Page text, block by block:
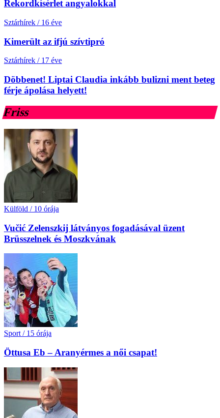
Rekordkísérlet angyalokkal
Sztárhírek / 16 éve
Kimerült az ifjú szívtipró
Sztárhírek / 17 éve
Döbbenet! Liptai Claudia inkább bulizni ment beteg
férje ápolása helyett!
Friss
Külföld / 10 órája
Vučić Zelenszkij látványos fogadásával üzent
Brüsszelnek és Moszkvának
Sport / 15 órája
Öttusa Eb – Aranyérmes a női csapat!